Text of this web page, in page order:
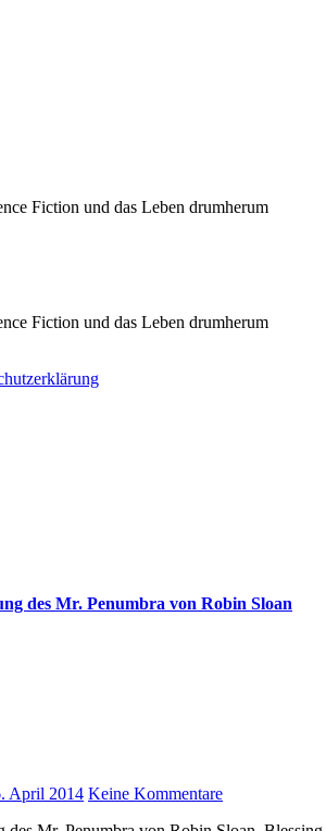
Fiction und das Leben drumherum
Fiction und das Leben drumherum
des Mr. Penumbra von Robin Sloan
April 2014 Keine Kommentare